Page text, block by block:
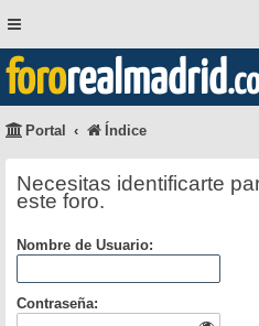
fororealmadrid
Portal Índice
Necesitas identificarte
este foro.
Nombre de Usuario:
Contraseña: